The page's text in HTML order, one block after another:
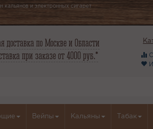
кальянов и электронных сигарет
доставка по Москве и Области
при заказе от 4000 руб.*
Вейпы Кальяны Табак